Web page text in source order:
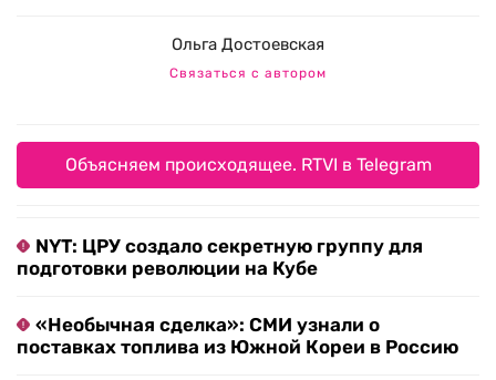
Ольга Достоевская
Связаться с автором
Объясняем происходящее. RTVI в Telegram
NYT: ЦРУ создало секретную группу для
подготовки революции на Кубе
«Необычная сделка»: СМИ узнали о
поставках топлива из Южной Кореи в Россию